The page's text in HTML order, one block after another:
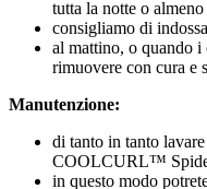
tutta la notte o
consigliamo di
al mattino, o quando i
rimuovere con cura e
Manutenzione:
di tanto in tanto
COOLCURL™ Spider
in questo modo